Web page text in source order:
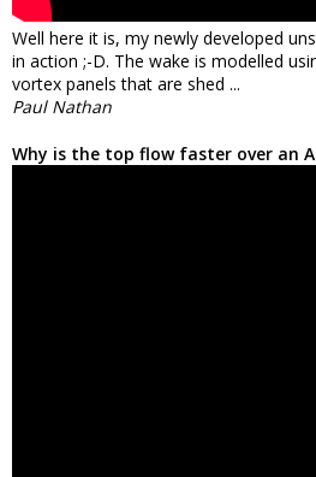
Well here it is, my newly developed
in action ;-D. The wake is modelled
vortex panels that are shed ...
Paul Nathan
Why is the top flow faster over an